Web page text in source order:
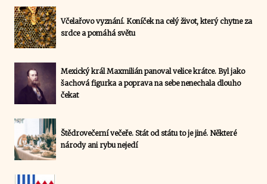
Včelařovo vyznání. Koníček na celý život, který chytne za
srdce a pomáhá světu
Mexický král Maxmilián panoval velice krátce. Byl jako
šachová figurka a poprava na sebe nenechala dlouho
čekat
Štědrovečerní večeře. Stát od státu to je jiné. Některé
národy ani rybu nejedí